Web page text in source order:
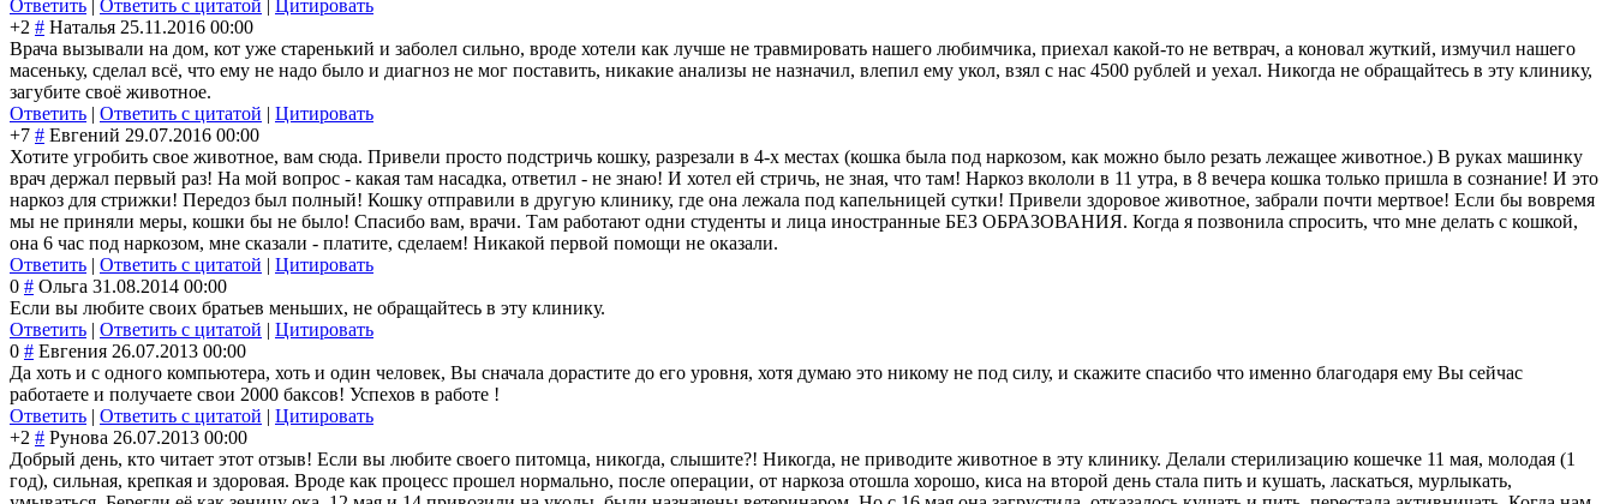
Ответить | Ответить с цитатой | Цитировать
+2 # Наталья 25.11.2016 00:00
Врача вызывали на дом, кот уже старенький и заболел сильно, вроде хотели как лучше не травмировать нашего любимчика, приехал какой-то не ветврач, а коновал жуткий, измучил нашего
масеньку, сделал всё, что ему не надо было и диагноз не мог поставить, никакие анализы не назначил, влепил ему укол, взял с нас 4500 рублей и уехал. Никогда не обращайтесь в эту клинику,
загубите своё животное.
Ответить | Ответить с цитатой | Цитировать
+7 # Евгений 29.07.2016 00:00
Хотите угробить свое животное, вам сюда. Привели просто подстричь кошку, разрезали в 4-х местах (кошка была под наркозом, как можно было резать лежащее животное.) В руках машинку
врач держал первый раз! На мой вопрос - какая там насадка, ответил - не знаю! И хотел ей стричь, не зная, что там! Наркоз вкололи в 11 утра, в 8 вечера кошка только пришла в сознание! И это
наркоз для стрижки! Передоз был полный! Кошку отправили в другую клинику, где она лежала под капельницей сутки! Привели здоровое животное, забрали почти мертвое! Если бы вовремя
мы не приняли меры, кошки бы не было! Спасибо вам, врачи. Там работают одни студенты и лица иностранные БЕЗ ОБРАЗОВАНИЯ. Когда я позвонила спросить, что мне делать с кошкой,
она 6 час под наркозом, мне сказали - платите, сделаем! Никакой первой помощи не оказали.
Ответить | Ответить с цитатой | Цитировать
0 # Ольга 31.08.2014 00:00
Если вы любите своих братьев меньших, не обращайтесь в эту клинику.
Ответить | Ответить с цитатой | Цитировать
0 # Евгения 26.07.2013 00:00
Да хоть и с одного компьютера, хоть и один человек, Вы сначала дорастите до его уровня, хотя думаю это никому не под силу, и скажите спасибо что именно благодаря ему Вы сейчас
работаете и получаете свои 2000 баксов! Успехов в работе !
Ответить | Ответить с цитатой | Цитировать
+2 # Рунова 26.07.2013 00:00
Добрый день, кто читает этот отзыв! Если вы любите своего питомца, никогда, слышите?! Никогда, не приводите животное в эту клинику. Делали стерилизацию кошечке 11 мая, молодая (1
год), сильная, крепкая и здоровая. Вроде как процесс прошел нормально, после операции, от наркоза отошла хорошо, киса на второй день стала пить и кушать, ласкаться, мурлыкать,